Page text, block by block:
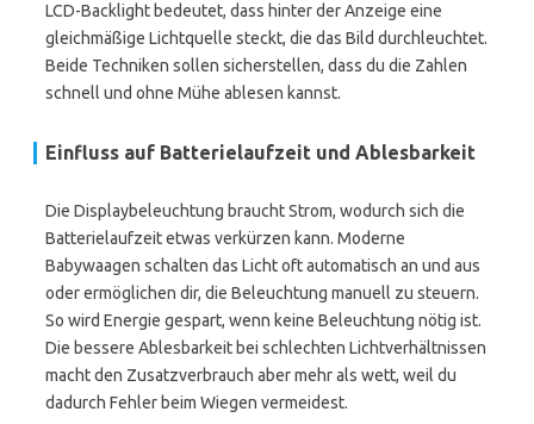
LCD-Backlight bedeutet, dass hinter der Anzeige eine
gleichmäßige Lichtquelle steckt, die das Bild durchleuchtet.
Beide Techniken sollen sicherstellen, dass du die Zahlen
schnell und ohne Mühe ablesen kannst.
Einfluss auf Batterielaufzeit und Ablesbarkeit
Die Displaybeleuchtung braucht Strom, wodurch sich die
Batterielaufzeit etwas verkürzen kann. Moderne
Babywaagen schalten das Licht oft automatisch an und aus
oder ermöglichen dir, die Beleuchtung manuell zu steuern.
So wird Energie gespart, wenn keine Beleuchtung nötig ist.
Die bessere Ablesbarkeit bei schlechten Lichtverhältnissen
macht den Zusatzverbrauch aber mehr als wett, weil du
dadurch Fehler beim Wiegen vermeidest.